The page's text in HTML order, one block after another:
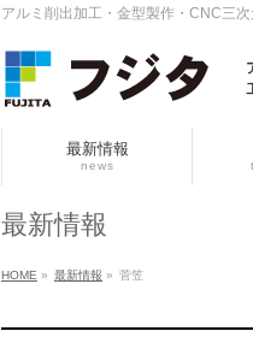
アルミ削出加工・金型製作・CNC三
最新情報
news
最新情報
HOME » 最新情報 » 菅笠